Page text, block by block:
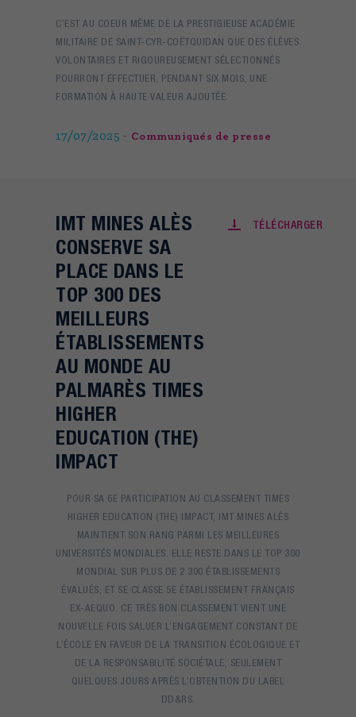
C’EST AU COEUR MÊME DE LA PRESTIGIEUSE ACADÉMIE
MILITAIRE DE SAINT-CYR-COËTQUIDAN QUE DES ÉLÈVES
VOLONTAIRES ET RIGOUREUSEMENT SÉLECTIONNÉS
POURRONT EFFECTUER, PENDANT SIX MOIS, UNE
FORMATION À HAUTE VALEUR AJOUTÉE.
17/07/2025 Communiqués de presse
IMT MINES ALÈS
CONSERVE SA
PLACE DANS LE
TOP 300 DES
MEILLEURS
ÉTABLISSEMENTS
AU MONDE AU
PALMARÈS TIMES
HIGHER
EDUCATION (THE)
IMPACT
TÉLÉCHARGER
POUR SA 6E PARTICIPATION AU CLASSEMENT TIMES
HIGHER EDUCATION (THE) IMPACT, IMT MINES ALÈS
MAINTIENT SON RANG PARMI LES MEILLEURES
UNIVERSITÉS MONDIALES. ELLE RESTE DANS LE TOP 300
MONDIAL SUR PLUS DE 2 300 ÉTABLISSEMENTS
ÉVALUÉS, ET SE CLASSE 5E ÉTABLISSEMENT FRANÇAIS
EX-AEQUO. CE TRÈS BON CLASSEMENT VIENT UNE
NOUVELLE FOIS SALUER L’ENGAGEMENT CONSTANT DE
L’ÉCOLE EN FAVEUR DE LA TRANSITION ÉCOLOGIQUE ET
DE LA RESPONSABILITÉ SOCIÉTALE, SEULEMENT
QUELQUES JOURS APRÈS L’OBTENTION DU LABEL
DD&RS.